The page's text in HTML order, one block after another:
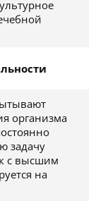
организма
задачу
с высшим
на